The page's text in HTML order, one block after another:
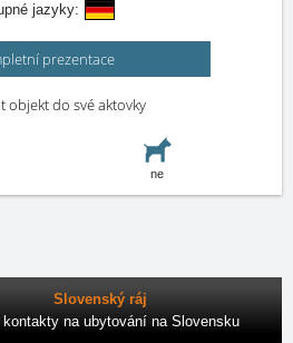
jazyky:
prezentace
objekt do své aktovky
ne
Slovenský ráj
kontakty na ubytování na Slovensku